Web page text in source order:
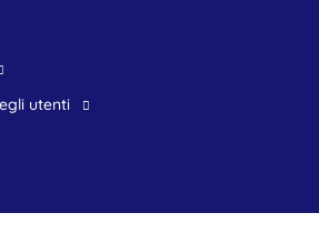
utenti